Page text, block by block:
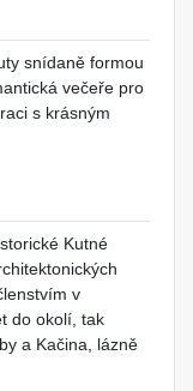
snídaně formou
večeře pro
s krásným
Kutné
v
do okolí, tak
a Kačina, lázně